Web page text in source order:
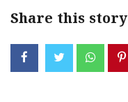
Share this story